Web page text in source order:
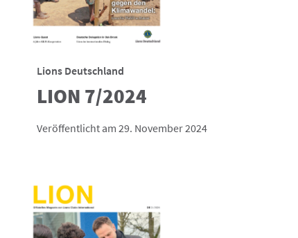
Lions Deutschland
LION 7/2024
Veröffentlicht am 29. November 2024